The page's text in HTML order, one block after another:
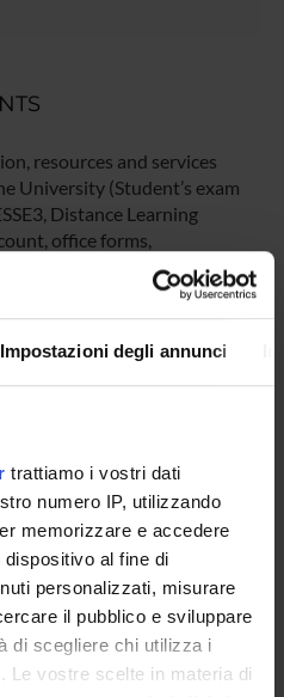
Impostazioni degli annunci
trattiamo i vostri dati
numero IP, utilizzando
memorizzare e accedere
al fine di
personalizzati, misurare
il pubblico e sviluppare
di scegliere chi utilizza i
Le vostre scelte in materia di
resources and services
University (Student’s exam
Distance Learning
office forms,
You can log into MyUnivr
in this way will you be able
notices from your teachers
and also via the Univr app.